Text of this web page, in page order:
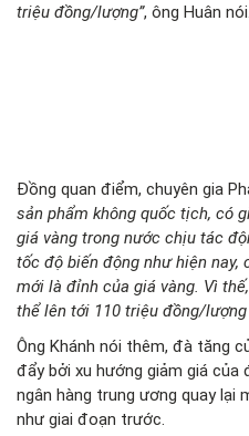
triệu đồng/lượng”, ông Huân nói.
Đồng quan điểm, chuyên gia
sản phẩm không quốc tịch, có
giá vàng trong nước chịu tác
tốc độ biến động như hiện
mới là đỉnh của giá vàng. Vì
thể lên tới 110 triệu đồng/
Ông Khánh nói thêm, đà tăng
đẩy bởi xu hướng giảm giá của
ngân hàng trung ương quay lại
như giai đoạn trước.